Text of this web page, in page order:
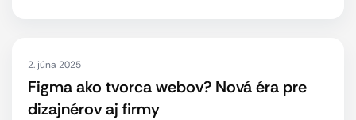
2. júna 2025
Figma ako tvorca webov? Nová éra pre
dizajnérov aj firmy